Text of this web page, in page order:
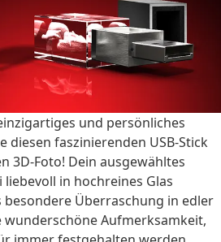
und persönliches
diesen faszinierenden USB-Stick
3D-Foto! Dein ausgewähltes
in hochreines Glas
Überraschung in edler
wunderschöne Aufmerksamkeit,